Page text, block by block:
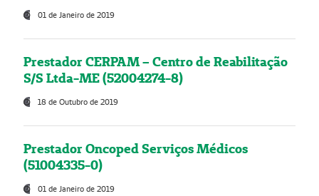
01 de Janeiro de 2019
Prestador CERPAM – Centro de Reabilitação
S/S Ltda-ME (52004274-8)
18 de Outubro de 2019
Prestador Oncoped Serviços Médicos
(51004335-0)
01 de Janeiro de 2019